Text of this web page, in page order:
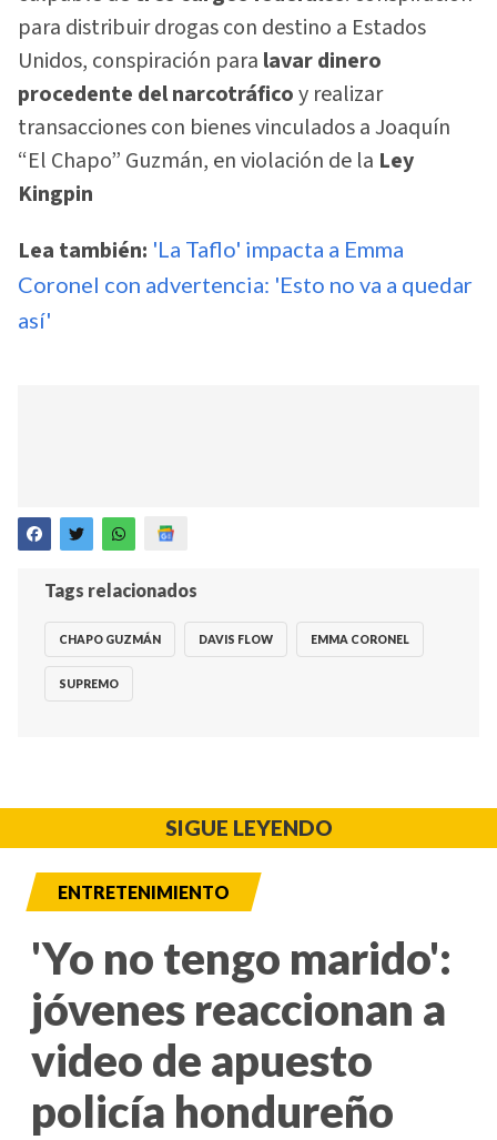
para distribuir drogas con destino a Estados
Unidos, conspiración para lavar dinero
procedente del narcotráficoy realizar
transacciones con bienes vinculados a Joaquín
“El Chapo” Guzmán, en violación de la Ley
Kingpin
Lea también: 'La Taflo' impacta a Emma
Coronel con advertencia: 'Esto no va a quedar
así'
Tags relacionados
CHAPO GUZMÁN DAVIS FLOW EMMA CORONEL
SUPREMO
SIGUE LEYENDO
ENTRETENIMIENTO
'Yo no tengo marido':
jóvenes reaccionan a
video de apuesto
policía hondureño